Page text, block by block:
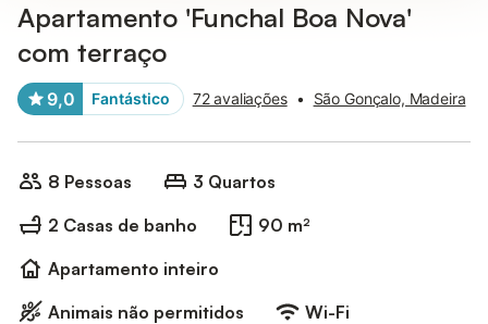
Apartamento 'Funchal Boa Nova'
com terraço
9,0 Fantástico 72 avaliações • São Gonçalo, Madeira
8 Pessoas
3 Quartos
2 Casas de banho
90 m²
Apartamento inteiro
Animais não permitidos
Wi-Fi